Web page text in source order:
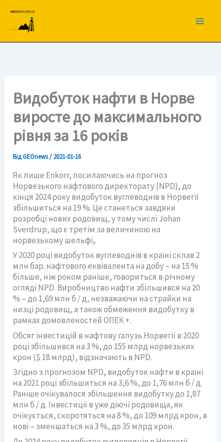
вмісту
Видобуток нафти в Норве
виросте до максимального
рівня за 16 років
ВідGEOnews/ 2021-01-16
Як пише Enkorr, посилаючись на прогноз
Норвезького нафтового директорату (NPD), до
кінця 2024 року видобуток вуглеводнів в Норвегії
збільшиться на 19 %. Це станеться завдяки
розробці нових родовищ, у тому числі Johan
Sverdrup, що є третім за величиною на
норвезькому шельфі,.
У 2020 році видобуток вуглеводнів в країні склав 2
млн бар. нафтового еквівалента на добу – на 15 %
більше, ніж роком раніше, говориться в річному
огляді NPD. Виробництво нафти збільшився на 20
% – до 1,69 млн б / д, незважаючи на страйки на
низці родовищ, а також обмеження видобутку в
рамках домовленостей ОПЕК +.
Обсяг інвестицій в нафтову галузь Норвегії в 2020
році збільшився на 3 %, до 155 млрд норвезьких
крон ($ 18 млрд), відзначають в NPD.
Згідно з прогнозом NPD, видобуток нафти в країні
на 2021 році збільшиться на 3,6 %, до 1,76 млн б / д.
Раніше очікувалося збільшення видобутку до 1,87
млн ​​б / д. Інвестиції в уже діючі родовища, як
очікується, скоротяться на 8 %, до 109 млрд крон, в
нові – зменшаться на 3 %, до 35 млрд крон.